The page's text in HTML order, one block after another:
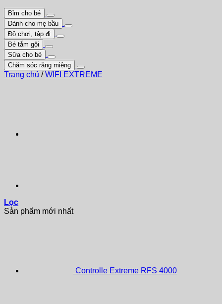
Bỉm cho bé
Dành cho mẹ bầu
Đồ chơi, tập đi
Bé tắm gội
Sữa cho bé
Chăm sóc răng miệng
Trang chủ / WIFI EXTREME
Lọc
Sản phẩm mới nhất
Controlle Extreme RFS 4000